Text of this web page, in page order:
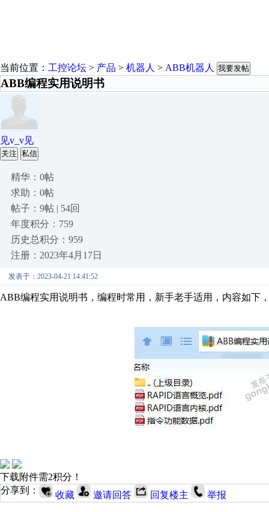
当前位置： 工控论坛 > 产品 > 机器人 > ABB机器人 我要发帖
ABB编程实用说明书
见v_v见
关注 私信
精华：0帖
求助：0帖
帖子：9帖 | 54回
年度积分：759
历史总积分：959
注册：2023年4月17日
发表于：2023-04-21 14:41:52
ABB编程实用说明书，编程时常用，新手老手适用，内容如下
下载附件需2积分！
分享到：
收藏 邀请回答 回复楼主 举报